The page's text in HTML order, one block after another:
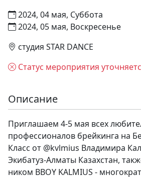
2024, 04 мая, Суббота
2024, 05 мая, Воскресенье
студия STAR DANCE
Статус мероприятия
Описание
Приглашаем 4-5 мая всех
профессионалов брейкинга на
Класс от @kvlmius Владимира
Экибатуз-Алматы Казахстан,
ником BBOY KALMIUS -